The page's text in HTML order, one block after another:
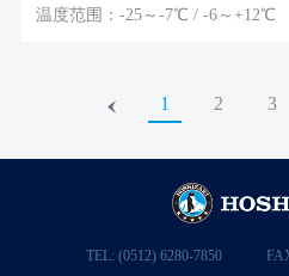
温度范围：-25～-7℃ / -6～+12℃
1 2 3
TEL: (0512) 6280-7850